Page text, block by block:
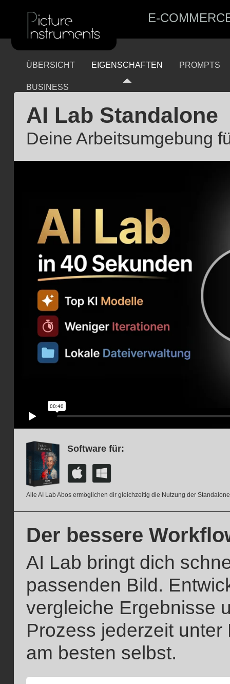
E-
ÜBERSICHT EIGENSCHAFTEN PROMPTS
BUSINESS
AI Lab Standalone
Deine Arbeitsumgebung
Software für:
Alle AI Lab Abos ermöglichen dir gleichzeitig die Nutzung der
Der bessere
AI Lab bringt dich
passenden Bild.
vergleiche Ergebnisse
Prozess jederzeit
am besten selbst.